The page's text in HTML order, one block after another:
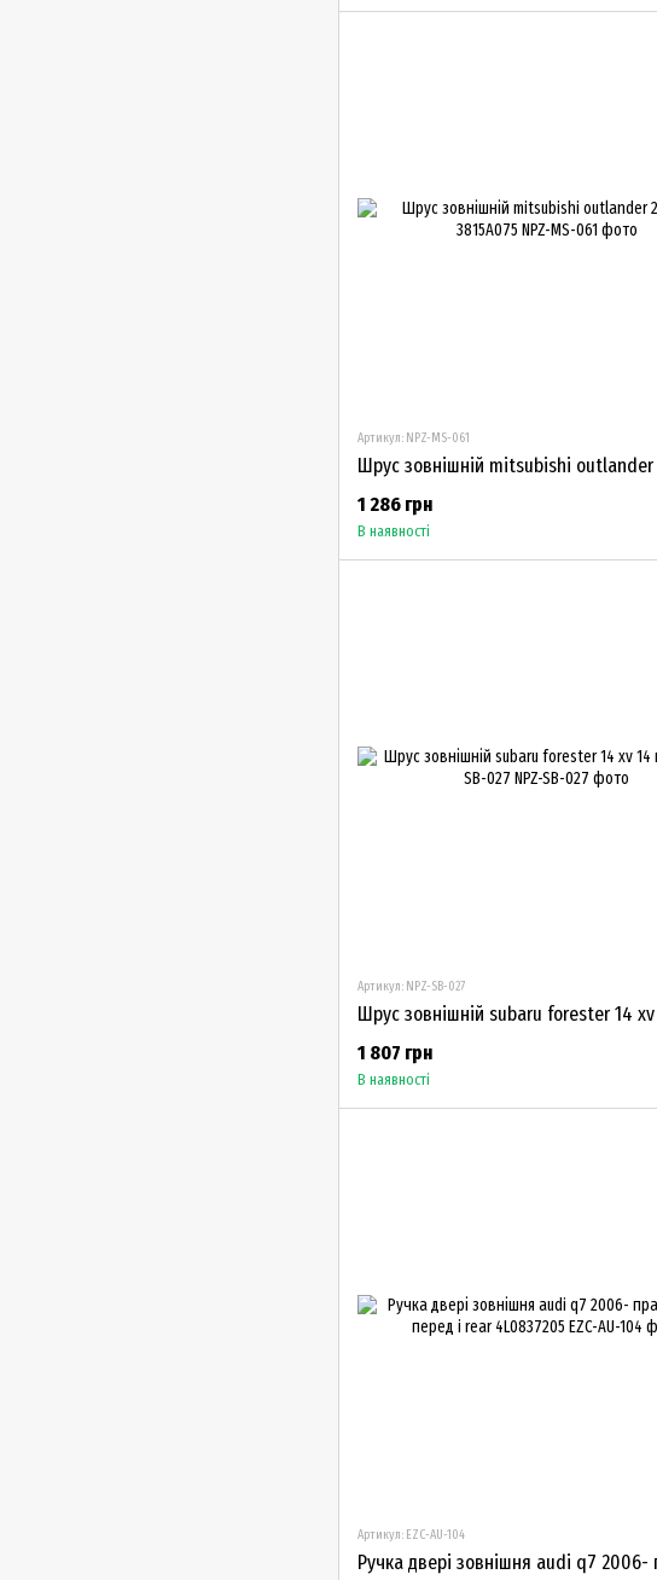
Артикул: NPZ-MS-061
1 286 грн
В наявності
Артикул: NPZ-SB-027
1 807 грн
В наявності
Артикул: EZC-AU-104